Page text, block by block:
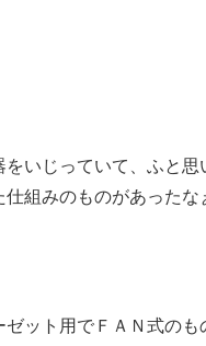
いじっていて、ふと思
組みのものがあったな
ット用でＦＡＮ式のも